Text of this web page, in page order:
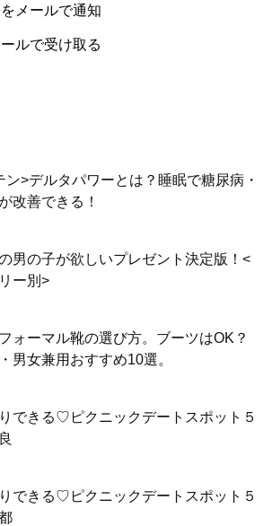
メールで通知
ルで受け取る
ン>デルタパワーとは？睡眠で糖尿病・
改善できる！
男の子が欲しいプレゼント決定版！<
ー別>
ォーマル靴の選び方。ブーツはOK？
男女兼用おすすめ10選。
できる♡ピクニックデートスポット５
できる♡ピクニックデートスポット５